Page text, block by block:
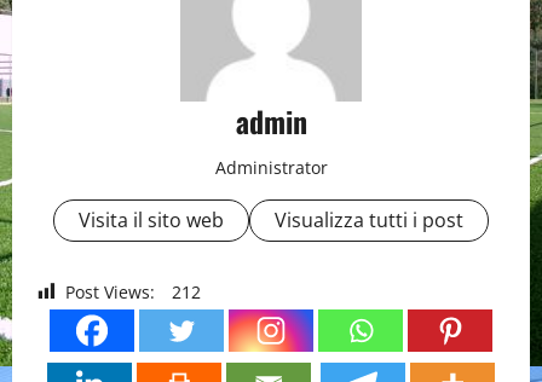
admin
Administrator
Visita il sito web Visualizza tutti i post
Post Views: 212